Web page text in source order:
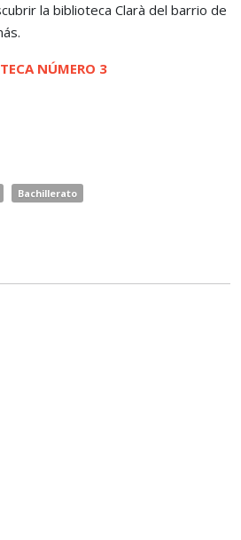
la biblioteca Clarà del barrio de
NÚMERO 3
Bachillerato